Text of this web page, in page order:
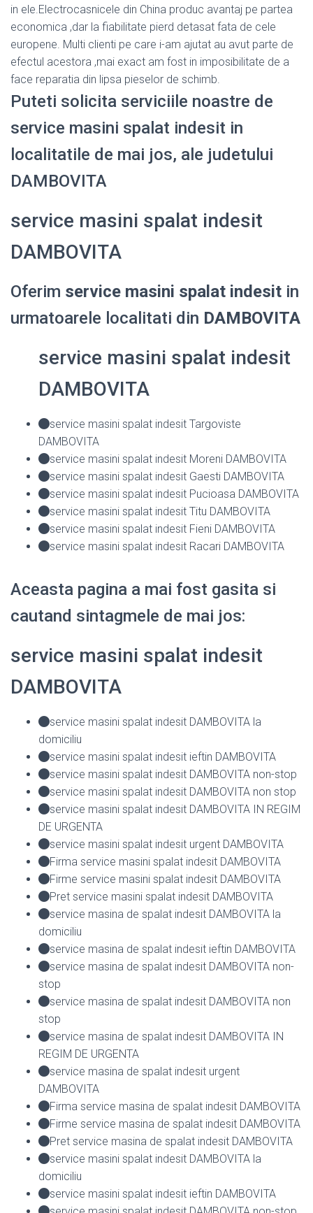
in ele.Electrocasnicele din China produc avantaj pe partea
economica ,dar la fiabilitate pierd detasat fata de cele
europene. Multi clienti pe care i-am ajutat au avut parte de
efectul acestora ,mai exact am fost in imposibilitate de a
face reparatia din lipsa pieselor de schimb.
Puteti solicita serviciile noastre de
service masini spalat indesit in
localitatile de mai jos, ale judetului
DAMBOVITA
service masini spalat indesit
DAMBOVITA
Oferim service masini spalat indesit in
urmatoarele localitati din DAMBOVITA
service masini spalat indesit
DAMBOVITA
service masini spalat indesit Targoviste
DAMBOVITA
service masini spalat indesit Moreni DAMBOVITA
service masini spalat indesit Gaesti DAMBOVITA
service masini spalat indesit Pucioasa DAMBOVITA
service masini spalat indesit Titu DAMBOVITA
service masini spalat indesit Fieni DAMBOVITA
service masini spalat indesit Racari DAMBOVITA
Aceasta pagina a mai fost gasita si
cautand sintagmele de mai jos:
service masini spalat indesit
DAMBOVITA
service masini spalat indesit DAMBOVITA la
domiciliu
service masini spalat indesit ieftin DAMBOVITA
service masini spalat indesit DAMBOVITA non-stop
service masini spalat indesit DAMBOVITA non stop
service masini spalat indesit DAMBOVITA IN REGIM
DE URGENTA
service masini spalat indesit urgent DAMBOVITA
Firma service masini spalat indesit DAMBOVITA
Firme service masini spalat indesit DAMBOVITA
Pret service masini spalat indesit DAMBOVITA
service masina de spalat indesit DAMBOVITA la
domiciliu
service masina de spalat indesit ieftin DAMBOVITA
service masina de spalat indesit DAMBOVITA non-
stop
service masina de spalat indesit DAMBOVITA non
stop
service masina de spalat indesit DAMBOVITA IN
REGIM DE URGENTA
service masina de spalat indesit urgent
DAMBOVITA
Firma service masina de spalat indesit DAMBOVITA
Firme service masina de spalat indesit DAMBOVITA
Pret service masina de spalat indesit DAMBOVITA
service masini spalat indesit DAMBOVITA la
domiciliu
service masini spalat indesit ieftin DAMBOVITA